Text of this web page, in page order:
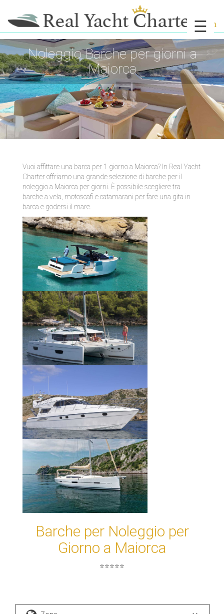
☰
Noleggio Barche per giorni a
Maiorca
Vuoi affittare una barca per 1 giorno a Maiorca? In Real Yacht
Charter offriamo una grande selezione di barche per il
noleggio a Maiorca per giorni. È possibile scegliere tra
barche a vela, motoscafi e catamarani per fare una gita in
barca e godersi il mare.
Barche per Noleggio per
Giorno a Maiorca
⭐⭐⭐⭐⭐